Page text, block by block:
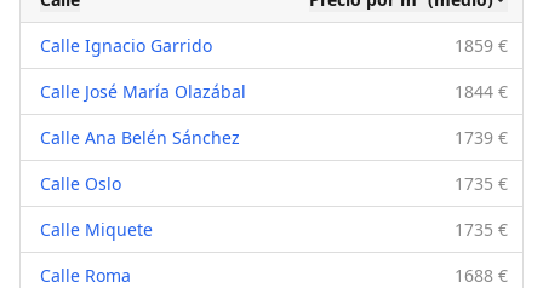
Calle Ignacio Garrido
1859 €
Calle José María Olazábal
1844 €
Calle Ana Belén Sánchez
1739 €
Calle Oslo
1735 €
Calle Miquete
1735 €
Calle Roma
1688 €